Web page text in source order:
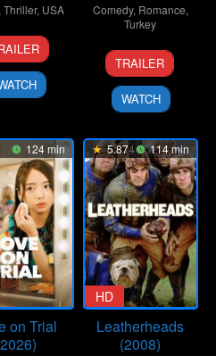
Thriller, USA
11
Feb
2009
Marcus
Nispel
Comedy, Romance,
Turkey
11
Feb
2022
Emre
Kabakuşak
TRAILER
WATCH
124 min
on Trial
5.874 114 min
HD
Leatherheads
(2008)